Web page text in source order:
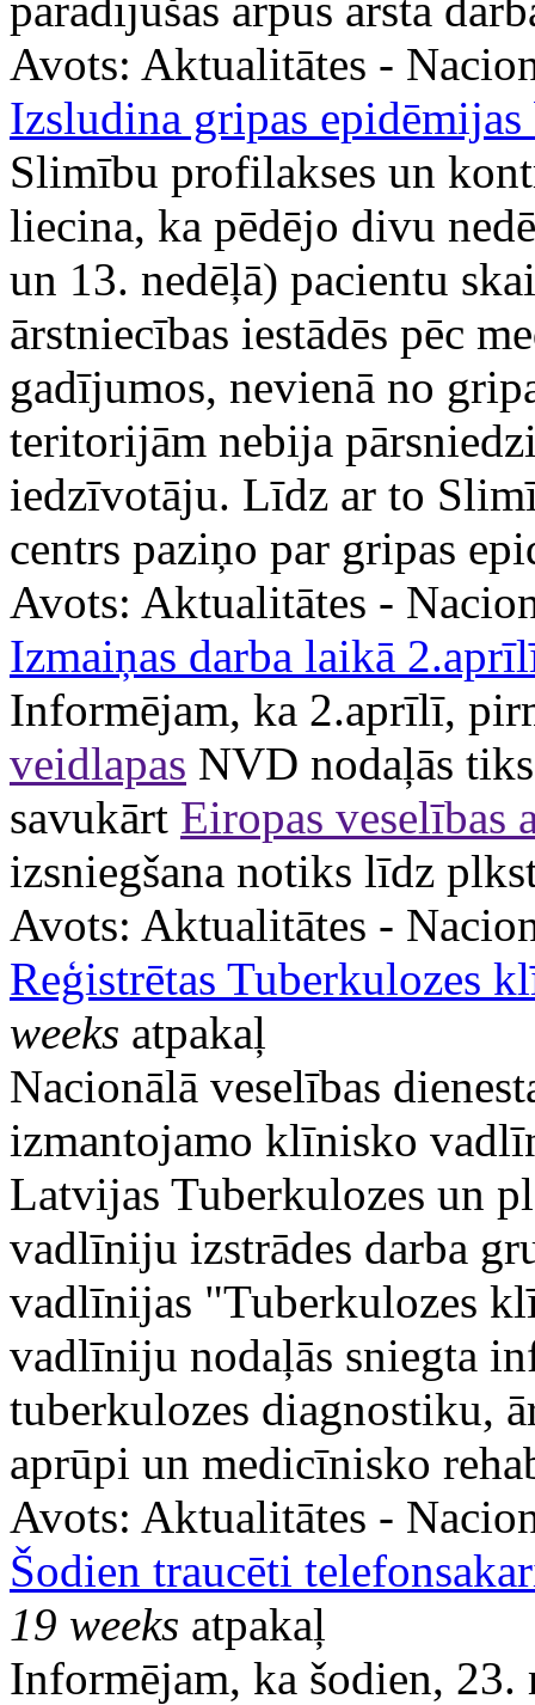
Avots: Aktualitātes -
Izsludina gripas epidēmijas
Slimību profilakses un
liecina, ka pēdējo divu
un 13. nedēļā) pacientu
ārstniecības iestādēs pēc
gadījumos, nevienā no
teritorijām nebija
iedzīvotāju. Līdz ar to
centrs paziņo par gripas
Avots: Aktualitātes -
Izmaiņas darba laikā
Informējam, ka 2.aprīlī,
veidlapas NVD nodaļās
savukārt Eiropas veselības
izsniegšana notiks līdz
Avots: Aktualitātes -
Reģistrētas Tuberkulozes
weeks atpakaļ
Nacionālā veselības
izmantojamo klīnisko
Latvijas Tuberkulozes un
vadlīniju izstrādes darba
vadlīnijas "Tuberkulozes
vadlīniju nodaļās sniegta
tuberkulozes diagnostiku,
aprūpi un medicīnisko
Avots: Aktualitātes -
Šodien traucēti
19 weeks atpakaļ
Informējam, ka šodien, 23.